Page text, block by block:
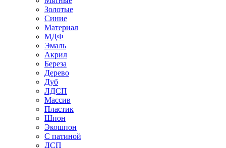
Золотые
Синие
Материал
МДФ
Эмаль
Акрил
Береза
Дерево
Дуб
ЛДСП
Массив
Пластик
Шпон
Экошпон
С патиной
ДСП